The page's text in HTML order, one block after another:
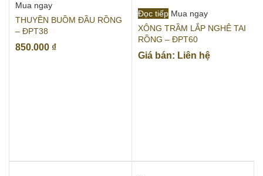
Mua ngay
THUYỀN BUỒM ĐẦU RỒNG
– ĐPT38
850.000 ₫
Đọc tiếp Mua ngay
XÔNG TRẦM LẮP NGHÊ TAI
RỒNG – ĐPT60
Giá bán: Liên hệ